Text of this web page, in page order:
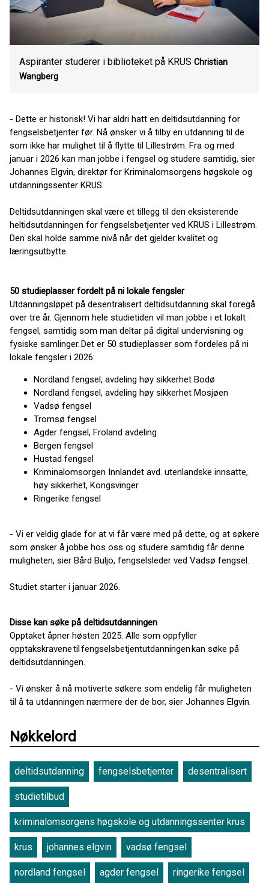
Aspiranter studerer i biblioteket på KRUS Christian
Wangberg
- Dette er historisk! Vi har aldri hatt en deltidsutdanning for
fengselsbetjenter før. Nå ønsker vi å tilby en utdanning til de
som ikke har mulighet til å flytte til Lillestrøm. Fra og med
januar i 2026 kan man jobbe i fengsel og studere samtidig, sier
Johannes Elgvin, direktør for Kriminalomsorgens høgskole og
utdanningssenter KRUS.
Deltidsutdanningen skal være et tillegg til den eksisterende
heltidsutdanningen for fengselsbetjenter ved KRUS i Lillestrøm.
Den skal holde samme nivå når det gjelder kvalitet og
læringsutbytte.
50 studieplasser fordelt på ni lokale fengsler
Utdanningsløpet på desentralisert deltidsutdanning skal foregå
over tre år. Gjennom hele studietiden vil man jobbe i et lokalt
fengsel, samtidig som man deltar på digital undervisning og
fysiske samlinger. Det er 50 studieplasser som fordeles på ni
lokale fengsler i 2026:
Nordland fengsel, avdeling høy sikkerhet Bodø
Nordland fengsel, avdeling høy sikkerhet Mosjøen
Vadsø fengsel
Tromsø fengsel
Agder fengsel, Froland avdeling
Bergen fengsel
Hustad fengsel
Kriminalomsorgen Innlandet avd. utenlandske innsatte,
høy sikkerhet, Kongsvinger
Ringerike fengsel
- Vi er veldig glade for at vi får være med på dette, og at søkere
som ønsker å jobbe hos oss og studere samtidig får denne
muligheten, sier Bård Buljo, fengselsleder ved Vadsø fengsel.
Studiet starter i januar 2026.
Disse kan søke på deltidsutdanningen
Opptaket åpner høsten 2025. Alle som oppfyller
opptakskravene til fengselsbetjentutdanningen kan søke på
deltidsutdanningen.
- Vi ønsker å nå motiverte søkere som endelig får muligheten
til å ta utdanningen nærmere der de bor, sier Johannes Elgvin.
Nøkkelord
deltidsutdanning fengselsbetjenter desentralisert
studietilbud
kriminalomsorgens høgskole og utdanningssenter krus
krus johannes elgvin vadsø fengsel
nordland fengsel agder fengsel ringerike fengsel